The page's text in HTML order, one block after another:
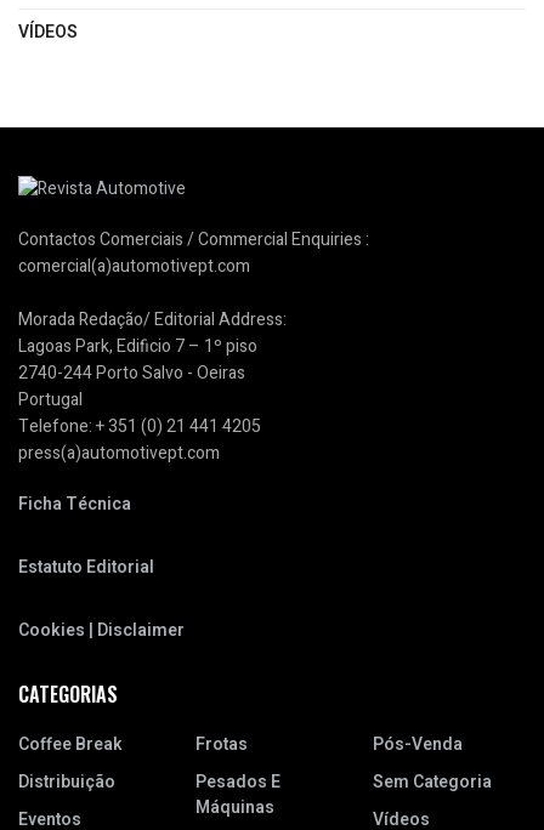
VÍDEOS
Contactos Comerciais / Commercial Enquiries :
comercial(a)automotivept.com
Morada Redação/ Editorial Address:
Lagoas Park, Edificio 7 – 1º piso
2740-244 Porto Salvo - Oeiras
Portugal
Telefone: + 351 (0) 21 441 4205
press(a)automotivept.com
Ficha Técnica
Estatuto Editorial
Cookies | Disclaimer
CATEGORIAS
Coffee Break
Distribuição
Eventos
Frotas
Pesados E
Máquinas
Pós-Venda
Sem Categoria
Vídeos